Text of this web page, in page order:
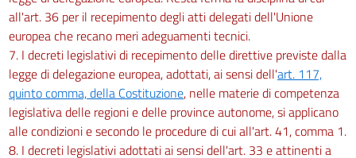
all'art. 36 per il recepimento degli atti delegati dell'Unione
europea che recano meri adeguamenti tecnici.
7. I decreti legislativi di recepimento delle direttive previste dalla
legge di delegazione europea, adottati, ai sensi dell'art. 117,
quinto comma, della Costituzione, nelle materie di competenza
legislativa delle regioni e delle province autonome, si applicano
alle condizioni e secondo le procedure di cui all'art. 41, comma 1.
8. I decreti legislativi adottati ai sensi dell'art. 33 e attinenti a